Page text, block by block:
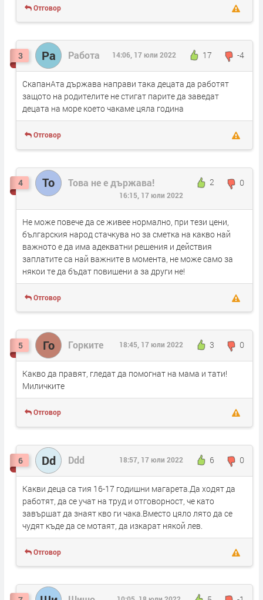
Отговор
3 Ра Работа 17 -4
14:06, 17 юли 2022
СкапанАта държава направи така децата да работят
защото на родителите не стигат парите да заведат
децата на море което чакаме цяла година
Отговор
4 То Това не е държава! 2 0
16:15, 17 юли 2022
Не може повече да се живее нормално, при тези цени,
българския народ стачкува но за сметка на какво най
важното е да има адекватни решения и действия
заплатите са най важните в момента, не може само за
някои те да бъдат повишени а за други не!
Отговор
5 Го Горките 3 0
18:45, 17 юли 2022
Какво да правят, гледат да помогнат на мама и тати!
Миличките
Отговор
6 Dd Ddd 6 0
18:57, 17 юли 2022
Какви деца са тия 16-17 годишни магарета.Да ходят да
работят, да се учат на труд и отговорност, че като
завършат да знаят кво ги чака.Вместо цяло лято да се
чудят къде да се мотаят, да изкарат някой лев.
Отговор